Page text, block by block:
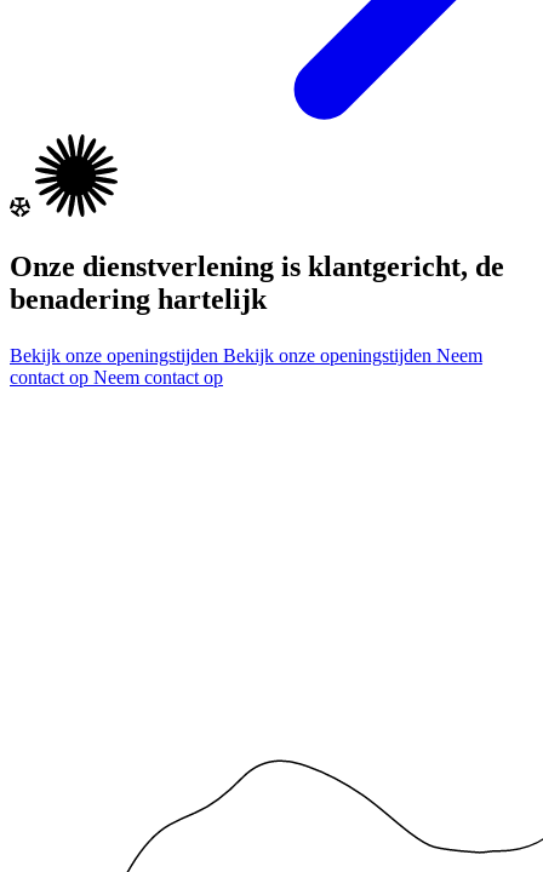
Onze dienstverlening is klantgericht, de
benadering hartelijk
Bekijk onze openingstijden Bekijk onze openingstijden Neem
contact op Neem contact op